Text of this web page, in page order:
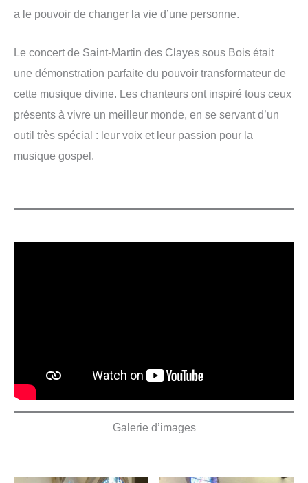
a le pouvoir de changer la vie d’une personne.
Le concert de Saint-Martin des Clayes sous Bois était
une démonstration parfaite du pouvoir transformateur de
cette musique divine. Les chanteurs ont inspiré tous ceux
présents à vivre un meilleur monde, en se servant d’un
outil très spécial : leur voix et leur passion pour la
musique gospel.
Galerie d’images